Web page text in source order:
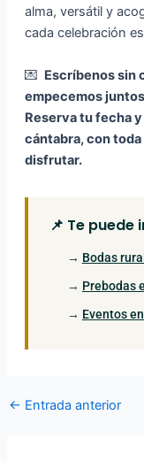
alma, versátil y
cada celebración
💌 Escríbenos sin
empecemos
Reserva tu fecha
cántabra, con
disfrutar.
📌 Te puede
→ Bodas
→ Prebodas
→ Eventos
← Entrada anterior